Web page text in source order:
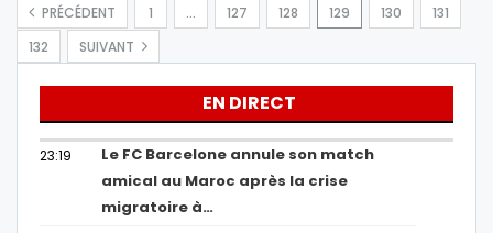
PRÉCÉDENT 1 … 127 128 129 130
131
132
SUIVANT
EN DIRECT
23:19
Le FC Barcelone annule son match
amical au Maroc après la crise
migratoire à…